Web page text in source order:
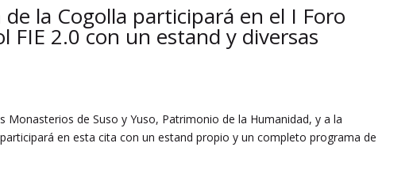
la Cogolla participará en el I Foro
FIE 2.0 con un estand y diversas
Monasterios de Suso y Yuso, Patrimonio de la Humanidad, y a la
en esta cita con un estand propio y un completo programa de